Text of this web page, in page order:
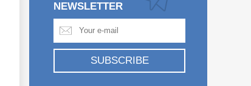
NEWSLETTER
SUBSCRIBE